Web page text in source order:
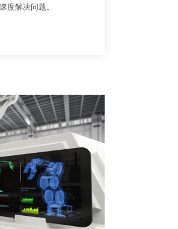
度解决问题。